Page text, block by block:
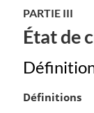
e
:
PARTIE III
État de
N
Définitions